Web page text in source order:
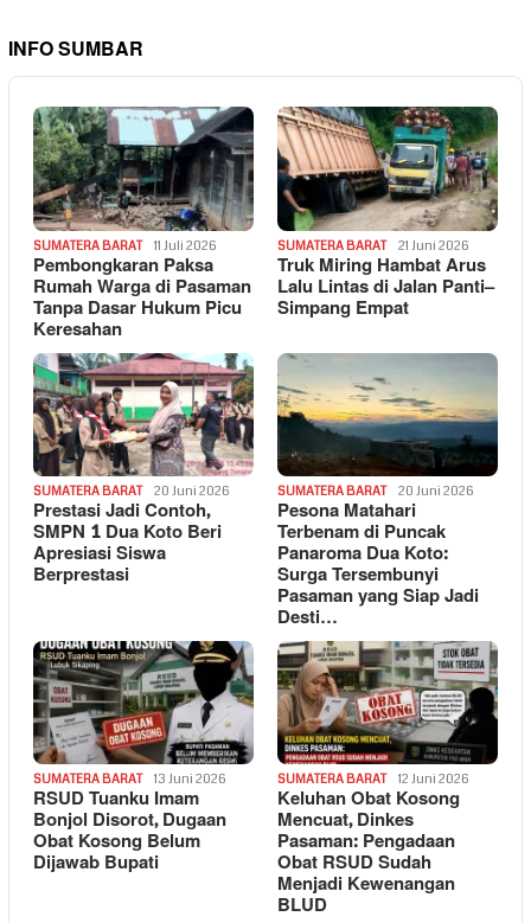
INFO SUMBAR
SUMATERA BARAT 11 Juli 2026
Pembongkaran Paksa
Rumah Warga di Pasaman
Tanpa Dasar Hukum Picu
Keresahan
SUMATERA BARAT 21 Juni 2026
Truk Miring Hambat Arus
Lalu Lintas di Jalan Panti–
Simpang Empat
SUMATERA BARAT 20 Juni 2026
Prestasi Jadi Contoh,
SMPN 1 Dua Koto Beri
Apresiasi Siswa
Berprestasi
SUMATERA BARAT 20 Juni 2026
Pesona Matahari
Terbenam di Puncak
Panaroma Dua Koto:
Surga Tersembunyi
Pasaman yang Siap Jadi
Desti…
SUMATERA BARAT 13 Juni 2026
RSUD Tuanku Imam
Bonjol Disorot, Dugaan
Obat Kosong Belum
Dijawab Bupati
SUMATERA BARAT 12 Juni 2026
Keluhan Obat Kosong
Mencuat, Dinkes
Pasaman: Pengadaan
Obat RSUD Sudah
Menjadi Kewenangan
BLUD